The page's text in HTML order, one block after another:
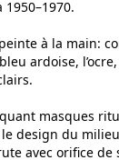
à la main:
ardoise,
masques
design du milieu
avec orifice de